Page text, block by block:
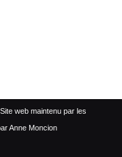
web maintenu par les
Anne Moncion